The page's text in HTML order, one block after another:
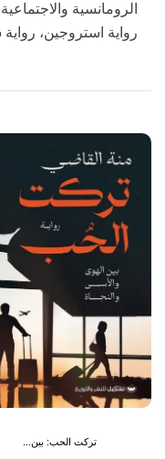
الرومانسية
رواية استروجين،
تركت الحب: بين...